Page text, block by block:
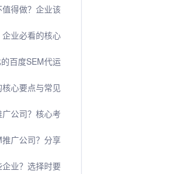
得做？企业该
业必看的核心
百度SEM代运
心要点与常见
公司？核心考
广公司？分享
业？选择时要